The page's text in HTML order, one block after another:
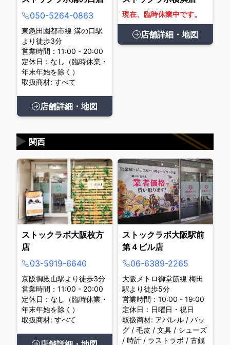
050-5264-0863
東急田園都市線 溝の口駅
より徒歩3分
営業時間：11:00 - 20:00
定休日：なし（臨時休業・
年末年始を除く）
取扱商材: すべて
店舗詳細・地図
現在、臨時休業中です。
店舗詳細・地図
関西
▶
ストックラボ大阪枚方
店
03-5919-6640
京阪御殿山駅より徒歩3分
営業時間：11:00 - 20:00
定休日：なし（臨時休業・
年末年始を除く）
取扱商材: すべて
ストックラボ大阪駅前
第４ビル店
06-6389-2265
大阪メトロ御堂筋線 梅田
駅より徒歩5分
営業時間：10:00 - 19:00
定休日：日曜日・祝日
取扱商材: アパレル / バッ
グ / 毛皮 / 文具 / シューズ
/ 時計 / ラストラボ / 古銭